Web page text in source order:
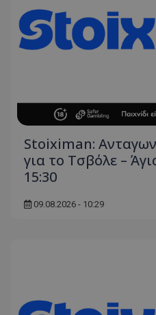
Stoiximan:
για το Τσβόλε –
15:30
09.08.2026 - 10:29